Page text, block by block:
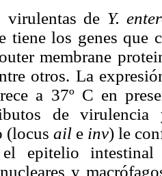
virulentas de Y.
tiene los genes que
outer membrane
otros. La
a 37º C en
de
(locus ail e inv) le
el epitelio
y